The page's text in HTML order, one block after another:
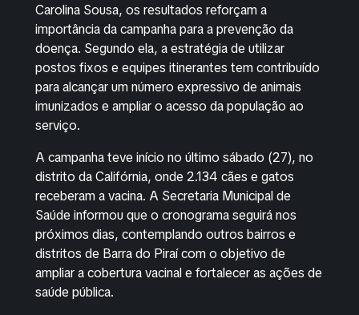
Carolina Sousa, os resultados reforçam a
importância da campanha para a prevenção da
doença. Segundo ela, a estratégia de utilizar
postos fixos e equipes itinerantes tem contribuído
para alcançar um número expressivo de animais
imunizados e ampliar o acesso da população ao
serviço.
A campanha teve início no último sábado (27), no
distrito da Califórnia, onde 2.134 cães e gatos
receberam a vacina. A Secretaria Municipal de
Saúde informou que o cronograma seguirá nos
próximos dias, contemplando outros bairros e
distritos de Barra do Piraí com o objetivo de
ampliar a cobertura vacinal e fortalecer as ações de
saúde pública.